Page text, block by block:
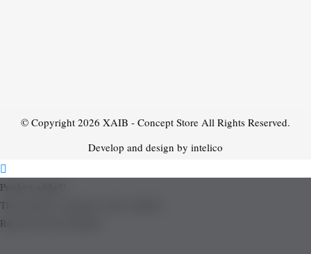
© Copyright 2026 XAIB - Concept Store All Rights Reserved.
Develop and design by intelico
Product added!
The product is already in the wishlist!
Removed from Wishlist